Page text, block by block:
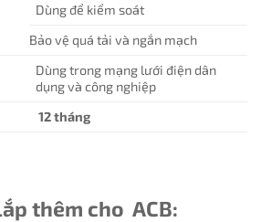
Dùng để kiểm soát
Bảo vệ quá tải và ngắn mạch
Dùng trong mạng lưới điện dân
dụng và công nghiệp
12 tháng
thêm cho ACB: